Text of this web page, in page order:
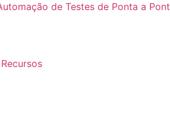
de Testes de Ponta a